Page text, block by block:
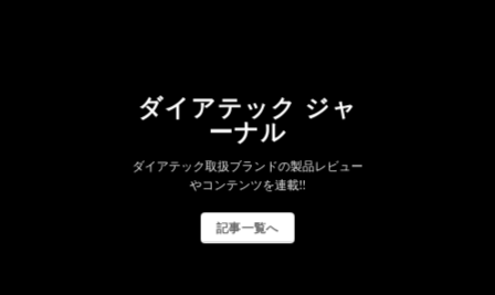
ダイアテック ジャ
ーナル
ダイアテック取扱ブランドの製品レビュー
やコンテンツを連載!!
記事一覧へ